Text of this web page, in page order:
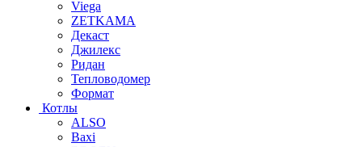
Viega
ZETKAMA
Декаст
Джилекс
Ридан
Тепловодомер
Формат
Котлы
ALSO
Baxi